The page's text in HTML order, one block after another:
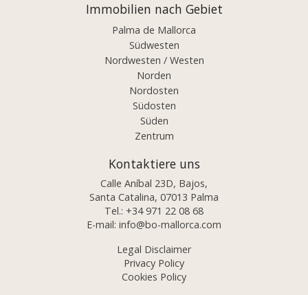
Immobilien nach Gebiet
Palma de Mallorca
Südwesten
Nordwesten / Westen
Norden
Nordosten
Südosten
Süden
Zentrum
Kontaktiere uns
Calle Aníbal 23D, Bajos,
Santa Catalina, 07013 Palma
Tel.: +34 971 22 08 68
E-mail: info@bo-mallorca.com
Legal Disclaimer
Privacy Policy
Cookies Policy